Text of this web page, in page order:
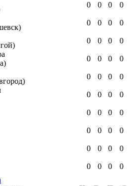
0 0 0 0
0 0 0 0
0 0 0 0
0 0 0 0
0 0 0 0
0 0 0 0
0 0 0 0
0 0 0 0
0 0 0 0
0 0 0
0